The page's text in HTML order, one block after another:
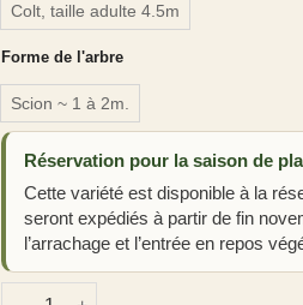
Colt, taille adulte 4.5m
Forme de l'arbre
Scion ~ 1 à 2m.
Réservation pour la saison de
Cette variété est disponible à la
seront expédiés à partir de fin
l’arrachage et l’entrée en repos
quantité de Cerisier japonais